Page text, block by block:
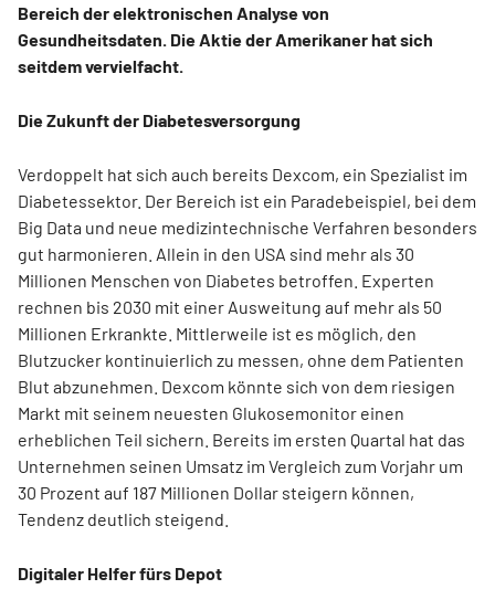
Bereich der elektronischen Analyse von
Gesundheitsdaten. Die Aktie der Amerikaner hat sich
seitdem vervielfacht.
Die Zukunft der Diabetesversorgung
Verdoppelt hat sich auch bereits Dexcom, ein Spezialist im
Diabetessektor. Der Bereich ist ein Paradebeispiel, bei dem
Big Data und neue medizintechnische Verfahren besonders
gut harmonieren. Allein in den USA sind mehr als 30
Millionen Menschen von Diabetes betroffen. Experten
rechnen bis 2030 mit einer Ausweitung auf mehr als 50
Millionen Erkrankte. Mittlerweile ist es möglich, den
Blutzucker kontinuierlich zu messen, ohne dem Patienten
Blut abzunehmen. Dexcom könnte sich von dem riesigen
Markt mit seinem neuesten Glukosemonitor einen
erheblichen Teil sichern. Bereits im ersten Quartal hat das
Unternehmen seinen Umsatz im Vergleich zum Vorjahr um
30 Prozent auf 187 Millionen Dollar steigern können,
Tendenz deutlich steigend.
Digitaler Helfer fürs Depot